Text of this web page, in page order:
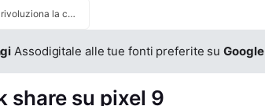
Pixel 9 rivoluziona la condivisione: Quick Share in stile AirDrop rende gli scambi istantanei e senza intoppi
Assodigitale alle tue fonti preferite suGoogle
share su pixel 9